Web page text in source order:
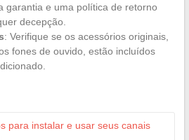
garantia e uma política de retorno
decepção.
: Verifique se os acessórios originais,
fones de ouvido, estão incluídos
para instalar e usar seus canais